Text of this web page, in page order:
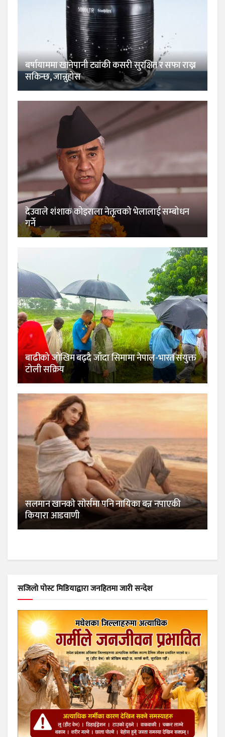
बर्षायाममा खानेपानी ट्यांकी कसरी सुरक्षित र सफा राख्न
सकिन्छ, जान्नुहोस
देउवाले शंशाक कोइराला नेतृत्वको भेलालाई सम्बोधन
गर्ने
बाढीको जोखिम बढ्दै जाँदा सिमामा नेपाल-भारत संयुक्त
टोली सक्रिय
सलमान खानकाे साेर्समा पनि नायिका बन्न नपाएकी
कियारा आडवाणी
सजिलो पोस्ट मिडियाद्वारा जनहितमा जारी सन्देश